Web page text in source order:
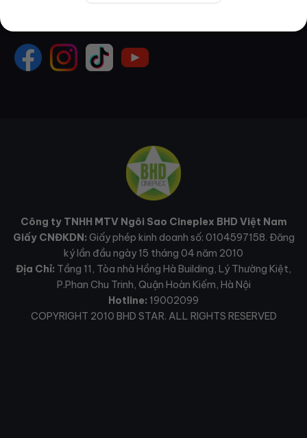
Công ty TNHH MTV Ngôi Sao Cineplex BHD Việt Nam
Giấy CNĐKDN: Giấy phép kinh doanh số: 0104597158. Đăng
ký lần đầu ngày 15 tháng 04 năm 2010
Địa Chỉ: Tầng 11, Tòa nhà Hồng Hà Building, Lý Thường Kiệt,
P.Phan Chu Trinh, Quận Hoàn Kiếm, Hà Nội
Hotline: 19002099
COPYRIGHT 2010 BHD STAR. ALL RIGHTS RESERVED